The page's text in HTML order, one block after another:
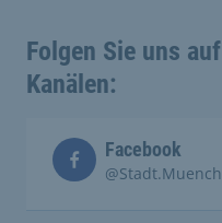
Folgen Sie uns
Kanälen:
Facebook